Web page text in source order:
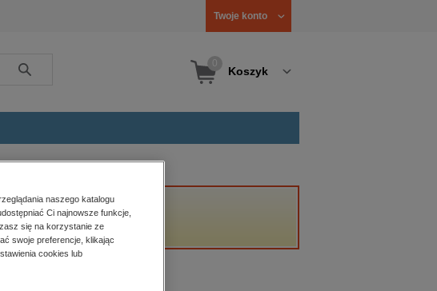
Twoje konto
Szukaj Koszyk
naszego katalogu
Ci najnowsze funkcje,
się na korzystanie ze
swoje preferencje, klikając
cookies lub